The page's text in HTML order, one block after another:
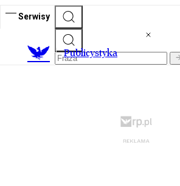
Serwisy
Publicystyka